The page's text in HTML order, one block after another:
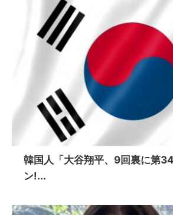
韓国人「大谷翔平、9回裏に第
ン!...